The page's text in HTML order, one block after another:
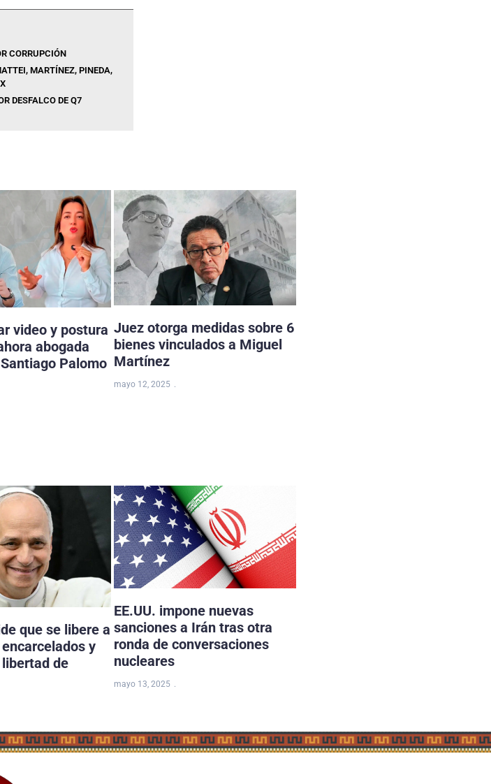
CORRUPCIÓN
MARTÍNEZ, PINEDA,
DESFALCO DE Q7
video y postura
abogada
Palomo
Juez otorga medidas sobre 6
bienes vinculados a Miguel
Martínez
mayo 12, 2025
que se libere a
y
de
EE.UU. impone nuevas
sanciones a Irán tras otra
ronda de conversaciones
nucleares
mayo 13, 2025